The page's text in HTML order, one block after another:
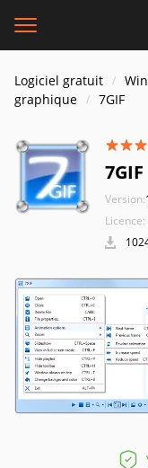
Logiciel gratuit
graphique
7GIF
7GIF
Version:
Licence: